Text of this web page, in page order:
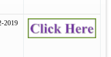
2019